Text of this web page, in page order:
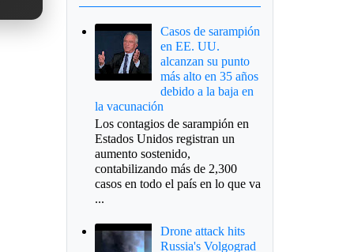
Casos de sarampión
en EE. UU.
alcanzan su punto
más alto en 35 años
debido a la baja en
la vacunación
Los contagios de sarampión en
Estados Unidos registran un
aumento sostenido,
contabilizando más de 2,300
casos en todo el país en lo que va
...
Drone attack hits
Russia's Volgograd